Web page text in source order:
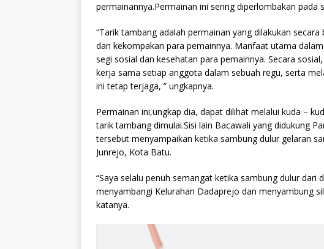
permainannya.Permainan ini sering diperlombakan pada
“Tarik tambang adalah permainan yang dilakukan
dan kekompakan para pemainnya. Manfaat utama
segi sosial dan kesehatan para pemainnya. Secara
kerja sama setiap anggota dalam sebuah regu, serta
ini tetap terjaga, ” ungkapnya.
Permainan ini,ungkap dia, dapat dilihat melalui kuda –
tarik tambang dimulai.Sisi lain Bacawali yang didukung
tersebut menyampaikan ketika sambung dulur gelaran
Junrejo, Kota Batu.
“Saya selalu penuh semangat ketika sambung dulur dari
menyambangi Kelurahan Dadaprejo dan menyambung
katanya.